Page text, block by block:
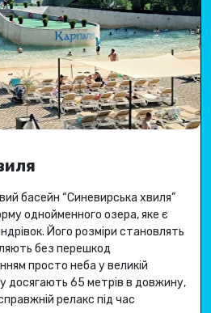
басейн “Синевирська хвиля”
однойменного озера, яке є
Його розміри становлять
без перешкод
просто неба у великій
досягають 65 метрів в довжину,
релакс під час